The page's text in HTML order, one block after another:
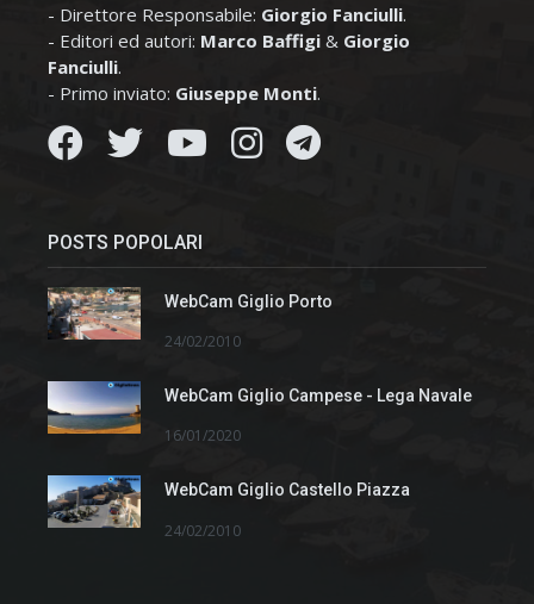
- Direttore Responsabile: Giorgio Fanciulli.
- Editori ed autori: Marco Baffigi & Giorgio
Fanciulli.
- Primo inviato: Giuseppe Monti.
POSTS POPOLARI
WebCam Giglio Porto
24/02/2010
WebCam Giglio Campese - Lega Navale
16/01/2020
WebCam Giglio Castello Piazza
24/02/2010